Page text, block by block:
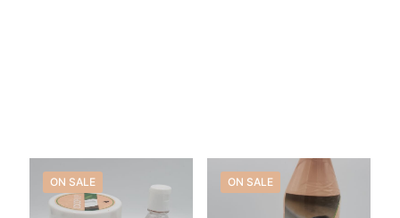
ON SALE ON SALE